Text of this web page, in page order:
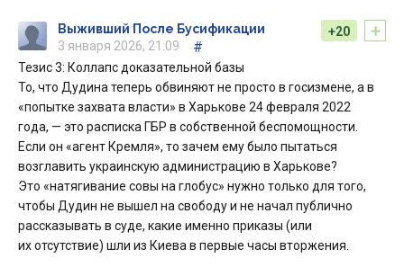
+
+20
Выживший После Бусификации
3 января 2026, 21:09
#
Тезис 3: Коллапс доказательной базы
То, что Дудина теперь обвиняют не просто в госизмене, а в
«попытке захвата власти» в Харькове 24 февраля 2022
года, — это расписка ГБР в собственной беспомощности.
Если он «агент Кремля», то зачем ему было пытаться
возглавить украинскую администрацию в Харькове?
Это «натягивание совы на глобус» нужно только для того,
чтобы Дудин не вышел на свободу и не начал публично
рассказывать в суде, какие именно приказы (или
их отсутствие) шли из Киева в первые часы вторжения.